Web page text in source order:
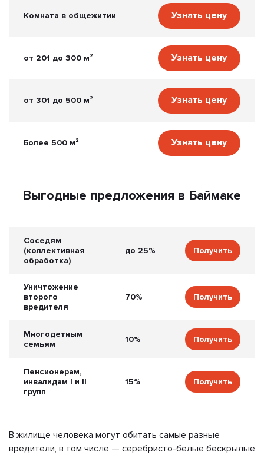
Комната в общежитии Узнать цену
от 201 до 300 м² Узнать цену
от 301 до 500 м² Узнать цену
Более 500 м² Узнать цену
Выгодные предложения в Баймаке
Соседям
(коллективная
обработка)
до 25% Получить
Уничтожение
второго
вредителя
70% Получить
Многодетным
семьям
10% Получить
Пенсионерам,
инвалидам I и II
групп
15% Получить
В жилище человека могут обитать самые разные
вредители, в том числе — серебристо-белые бескрылые